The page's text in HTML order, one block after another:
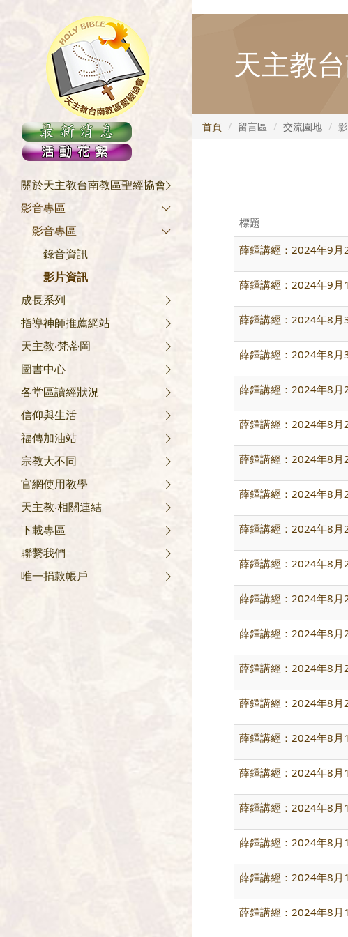
關於天主教台南教區聖經協會
影音專區
影音專區
錄音資訊
影片資訊
成長系列
指導神師推薦網站
天主教‧梵蒂岡
圖書中心
各堂區讀經狀況
信仰與生活
福傳加油站
宗教大不同
官網使用教學
天主教‧相關連結
下載專區
聯繫我們
唯一捐款帳戶
天主教
首頁 留言區 交流園地
標題
薛鐸講經：2024年9月
薛鐸講經：2024年9月
薛鐸講經：2024年8月
薛鐸講經：2024年8月
薛鐸講經：2024年8月
薛鐸講經：2024年8月
薛鐸講經：2024年8月
薛鐸講經：2024年8月
薛鐸講經：2024年8月
薛鐸講經：2024年8月
薛鐸講經：2024年8月
薛鐸講經：2024年8月
薛鐸講經：2024年8月
薛鐸講經：2024年8月
薛鐸講經：2024年8月
薛鐸講經：2024年8月
薛鐸講經：2024年8月
薛鐸講經：2024年8月
薛鐸講經：2024年8月
薛鐸講經：2024年8月